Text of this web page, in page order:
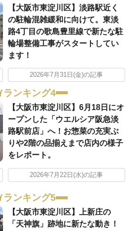
【大阪市東淀川区】淡路駅近く
の駐輪混雑緩和に向けて。東淡
路4丁目の歌島豊里線で新たな駐
輪場整備工事がスタートしてい
ます！
2026年7月31日(金)の記事
ランキング4
【大阪市東淀川区】6月18日にオ
ープンした「ウエルシア阪急淡
路駅前店」へ！お惣菜の充実ぶ
りや2階の品揃えまで店内の様子
をレポート。
2026年7月22日(水)の記事
ランキング5
【大阪市東淀川区】上新庄の
「天神旗」跡地に新たな動き！